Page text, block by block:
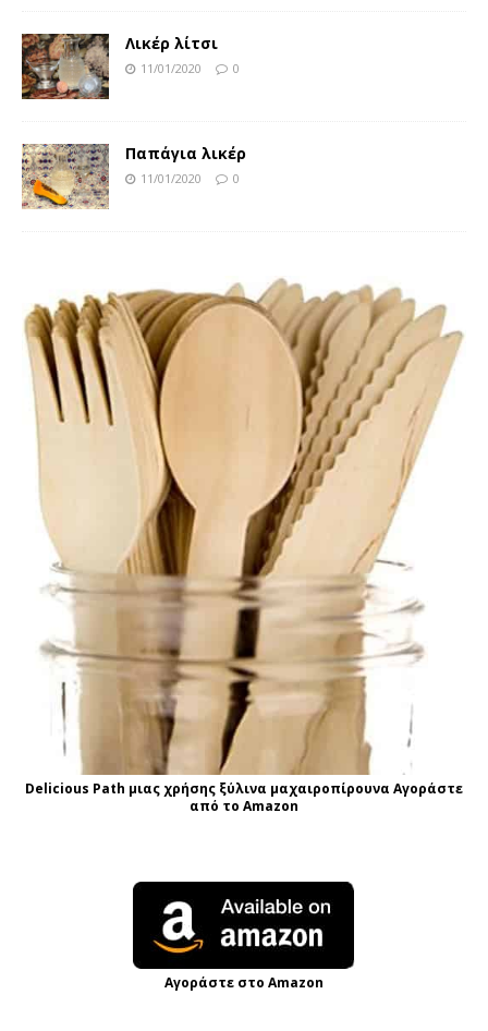
Λικέρ λίτσι
11/01/2020 0
Παπάγια λικέρ
11/01/2020 0
Delicious Path μιας χρήσης ξύλινα μαχαιροπίρουνα Αγοράστε
από το Amazon
Αγοράστε στο Amazon